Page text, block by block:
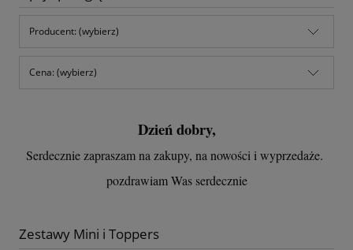
Producent: (wybierz)
Cena: (wybierz)
Dzień dobry,
Serdecznie zapraszam na zakupy, na nowości i wyprzedaże.
pozdrawiam Was serdecznie
Zestawy Mini i Toppers